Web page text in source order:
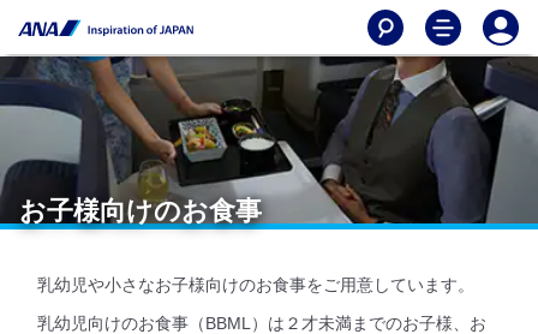
お子様向けのお食事
乳幼児や小さなお子様向けのお食事をご用意しています。
乳幼児向けのお食事（BBML）は２才未満までのお子様、お